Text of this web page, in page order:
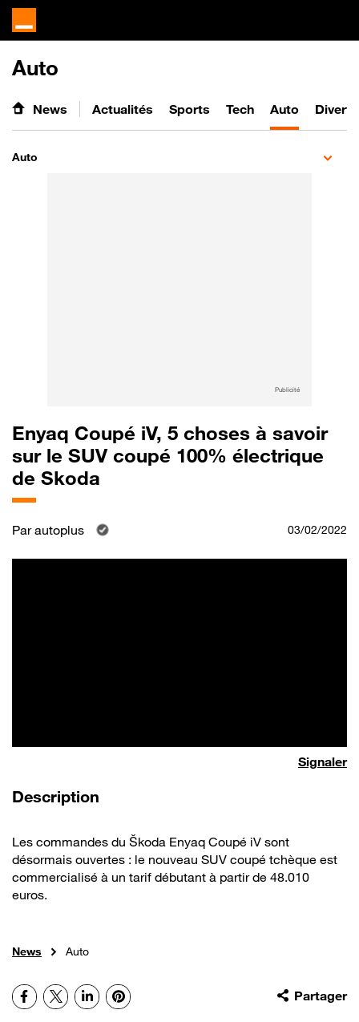
Auto
News Actualités Sports Tech Auto
Auto
Publicité
Enyaq Coupé iV, 5 choses à savoir
sur le SUV coupé 100% électrique
de Skoda
Parautoplus 03/02/2022
Signaler
Description
Les commandes du Škoda Enyaq Coupé iV sont
désormais ouvertes : le nouveau SUV coupé tchèque est
commercialisé à un tarif débutant à partir de 48.010
euros.
News Auto
Partager
Facebook
X LinkedInPinterest